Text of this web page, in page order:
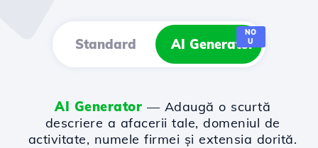
Standard AI Generator
NO
U
AI Generator — Adaugă o scurtă
descriere a afacerii tale, domeniul de
activitate, numele firmei și extensia dorită.